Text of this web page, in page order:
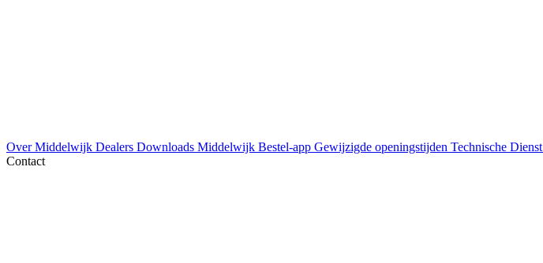
Over Middelwijk Dealers Downloads Middelwijk Bestel-app Gewijzigde openingstijden Technische Dienst
Contact